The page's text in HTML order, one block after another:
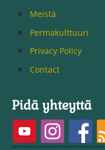
Meistä
Permakulttuuri
Privacy Policy
Contact
Pidä yhteyttä